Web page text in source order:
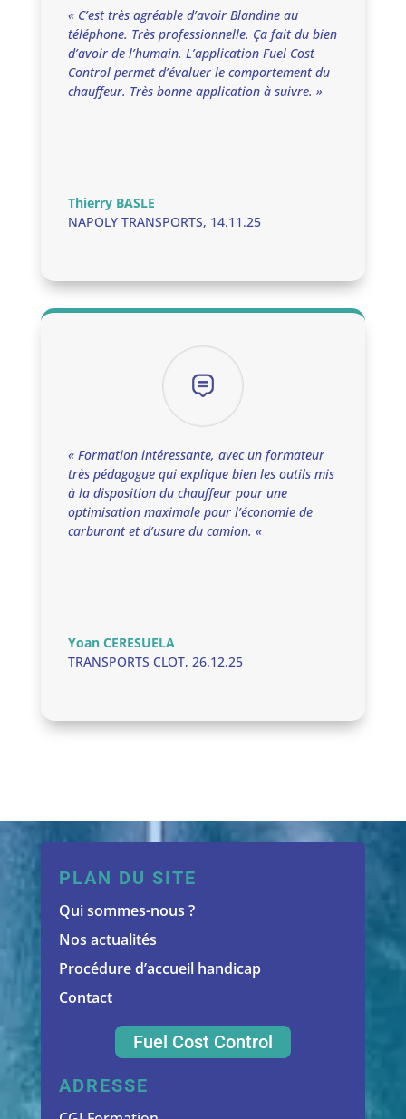
« C’est très agréable d’avoir Blandine au
téléphone. Très professionnelle. Ça fait du bien
d’avoir de l’humain. L’application Fuel Cost
Control permet d’évaluer le comportement du
chauffeur. Très bonne application à suivre. »
Thierry BASLE
NAPOLY TRANSPORTS, 14.11.25
« Formation intéressante, avec un formateur
très pédagogue qui explique bien les outils mis
à la disposition du chauffeur pour une
optimisation maximale pour l’économie de
carburant et d’usure du camion. «
Yoan CERESUELA
TRANSPORTS CLOT, 26.12.25
PLAN DU SITE
Qui sommes-nous ?
Nos actualités
Procédure d’accueil handicap
Contact
Fuel Cost Control
ADRESSE